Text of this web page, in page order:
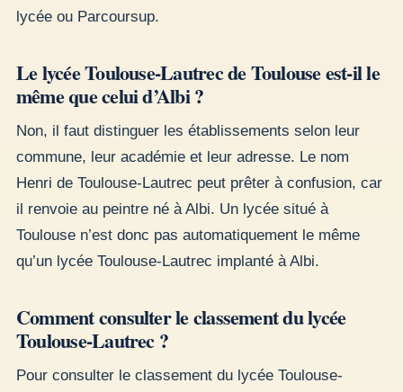
lycée ou Parcoursup.
Le lycée Toulouse-Lautrec de Toulouse est-il le
même que celui d’Albi ?
Non, il faut distinguer les établissements selon leur
commune, leur académie et leur adresse. Le nom
Henri de Toulouse-Lautrec peut prêter à confusion, car
il renvoie au peintre né à Albi. Un lycée situé à
Toulouse n’est donc pas automatiquement le même
qu’un lycée Toulouse-Lautrec implanté à Albi.
Comment consulter le classement du lycée
Toulouse-Lautrec ?
Pour consulter le classement du lycée Toulouse-